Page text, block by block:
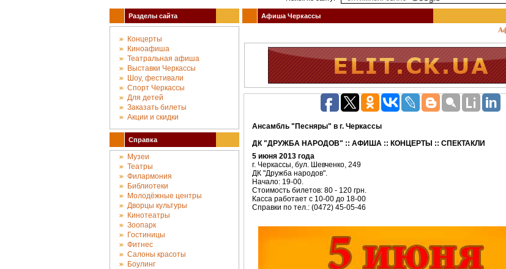
Разделы сайта
Концерты
Киноафиша
Театральная афиша
Выставки Черкассы
Шоу, фестивали
Спорт Черкассы
Для детей
Заказать билеты
Акции и скидки
Справка
Музеи
Театры
Филармония
Библиотеки
Молодёжные центры
Дворцы культуры
Кинотеатры
Зоопарк
Гостиницы
Фитнес
Салоны красоты
Боулинг
Афиша Черкассы
Ансамбль "Песняры" в г. Черкассы
ДК "ДРУЖБА НАРОДОВ" :: АФИША :: КОНЦЕРТЫ :: СПЕКТАКЛИ
5 июня 2013 года
г. Черкассы, бул. Шевченко, 249
ДК "Дружба народов".
Начало: 19-00.
Стоимость билетов: 80 - 120 грн.
Касса работает с 10-00 до 18-00
Справки по тел.: (0472) 45-05-46